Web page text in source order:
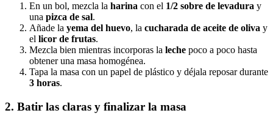
En un bol, mezcla la harina con el 1/2 sobre de levadura y
una pizca de sal.
Añade la yema del huevo, la cucharada de aceite de oliva y
el licor de frutas.
Mezcla bien mientras incorporas la leche poco a poco hasta
obtener una masa homogénea.
Tapa la masa con un papel de plástico y déjala reposar durante
3 horas.
2. Batir las claras y finalizar la masa